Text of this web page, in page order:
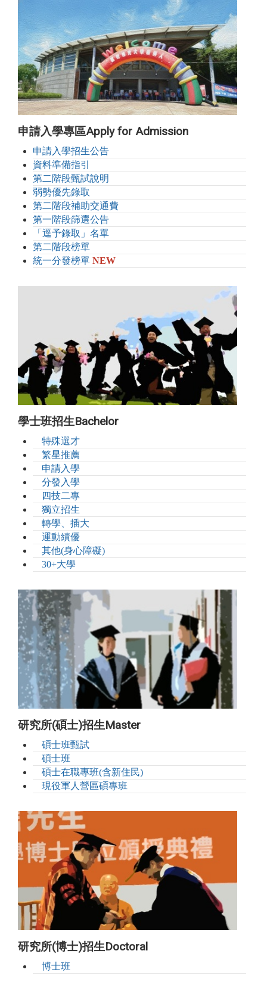
申請入學專區Apply for Admission
申請入學招生公告
資料準備指引
第二階段甄試說明
弱勢優先錄取
第二階段補助交通費
第一階段篩選公告
「逕予錄取」名單
第二階段榜單
統一分發榜單 NEW
學士班招生Bachelor
特殊選才
繁星推薦
申請入學
分發入學
四技二專
獨立招生
轉學、插大
運動績優
其他(身心障礙)
30+大學
研究所(碩士)招生Master
碩士班甄試
碩士班
碩士在職專班(含新住民)
現役軍人營區碩專班
研究所(博士)招生Doctoral
博士班